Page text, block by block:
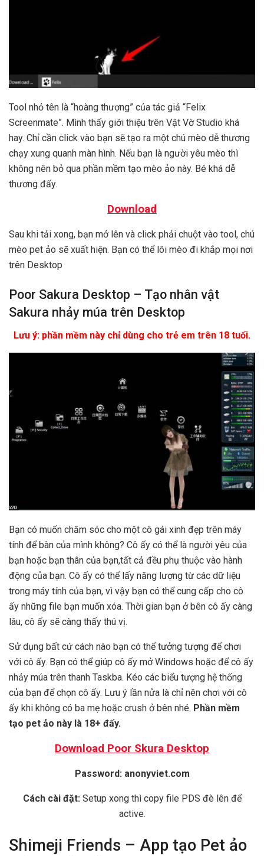
Tool nhỏ tên là “hoàng thượng” của tác giả “Felix
Screenmate”. Mình thấy giới thiệu trên Vật Vờ Studio khá
hay. Chỉ cần click vào bạn sẽ tạo ra một chú mèo dễ thương
chạy xung quanh màn hình. Nếu bạn là người yêu mèo thì
không nên bỏ qua phần mềm tạo mèo ảo này. Bé khá dễ
thương đấy.
Download
Sau khi tải xong, bạn mở lên và click phải chuột vào tool, chú
mèo pet ảo sẽ xuất hiện. Bạn có thể lôi mèo đi khắp mọi nơi
trên Desktop
Poor Sakura Desktop – Tạo nhân vật
Sakura nhảy múa trên Desktop
Lưu ý: phần mềm này chỉ dùng cho trẻ em trên 18 tuổi.
Bạn có muốn chăm sóc cho một cô gái xinh đẹp trên máy
tính để bàn của mình không? Cô ấy có thể là người yêu của
bạn hoặc bạn thân của bạn,tất cả đều phụ thuộc vào hành
động của bạn. Cô ấy có thể lấy năng lượng từ các dữ liệu
trong máy tính của bạn, vì vậy bạn có thể cung cấp cho cô
ấy những file bạn muốn xóa. Thời gian bạn ở bên cô ấy càng
lâu, cô ấy sẽ càng thấy thú vị.
Sử dụng bất cứ cách nào bạn có thể tưởng tượng để chơi
với cô ấy. Bạn có thể giúp cô ấy mở Windows hoặc để cô ấy
nhảy múa trên thanh Taskba. Kéo các biểu tượng hệ thống
của bạn để chọn cô ấy. Lưu ý lần nửa là chỉ nên chơi với cô
ấy khi không có ba mẹ hoặc crush ở bên nhé. Phần mềm
tạo pet ảo này là 18+ đấy.
Download Poor Skura Desktop
Password: anonyviet.com
Cách cài đặt: Setup xong thì copy file PDS đè lên để
active.
Shimeji Friends – App tạo Pet ảo